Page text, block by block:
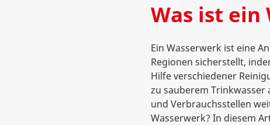
Was ist ein
Ein Wasserwerk ist eine
Regionen sicherstellt,
Hilfe verschiedener
zu sauberem
und Verbrauchsstellen
Wasserwerk? In diesem